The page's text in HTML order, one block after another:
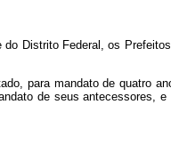
Distrito Federal, os
para mandato de quatro
de seus antecessores,